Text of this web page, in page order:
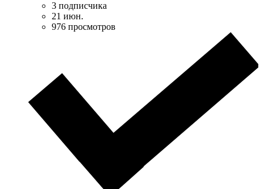
3 подписчика
21 июн.
976 просмотров